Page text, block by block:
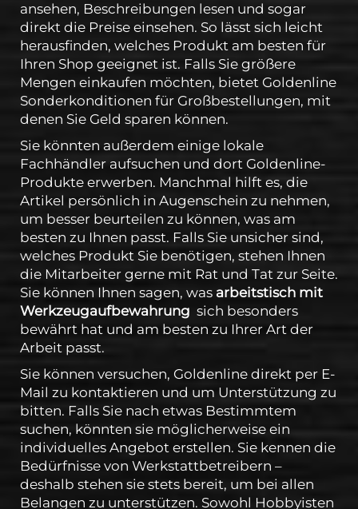
ansehen, Beschreibungen lesen und sogar
direkt die Preise einsehen. So lässt sich leicht
herausfinden, welches Produkt am besten für
Ihren Shop geeignet ist. Falls Sie größere
Mengen einkaufen möchten, bietet Goldenline
Sonderkonditionen für Großbestellungen, mit
denen Sie Geld sparen können.
Sie könnten außerdem einige lokale
Fachhändler aufsuchen und dort Goldenline-
Produkte erwerben. Manchmal hilft es, die
Artikel persönlich in Augenschein zu nehmen,
um besser beurteilen zu können, was am
besten zu Ihnen passt. Falls Sie unsicher sind,
welches Produkt Sie benötigen, stehen Ihnen
die Mitarbeiter gerne mit Rat und Tat zur Seite.
Sie können Ihnen sagen, was arbeitstisch mit
Werkzeugaufbewahrung sich besonders
bewährt hat und am besten zu Ihrer Art der
Arbeit passt.
Sie können versuchen, Goldenline direkt per E-
Mail zu kontaktieren und um Unterstützung zu
bitten. Falls Sie nach etwas Bestimmtem
suchen, könnten sie möglicherweise ein
individuelles Angebot erstellen. Sie kennen die
Bedürfnisse von Werkstattbetreibern –
deshalb stehen sie stets bereit, um bei allen
Belangen zu unterstützen. Sowohl Hobbyisten